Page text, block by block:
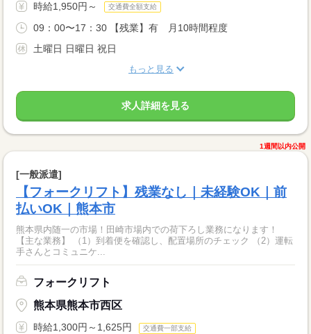
時給1,950円～ 交通費全額支給
09：00〜17：30 【残業】有 月10時間程度
土曜日 日曜日 祝日
もっと見る
求人詳細を見る
1週間以内公開
[一般派遣]
【フォークリフト】残業なし｜未経験OK｜前
払いOK｜熊本市
熊本県内随一の市場！田崎市場内での荷下ろし業務になります！
【主な業務】 （1）到着便を確認し、配置場所のチェック （2）運転
手さんとコミュニケ...
フォークリフト
熊本県熊本市西区
時給1,300円～1,625円 交通費一部支給